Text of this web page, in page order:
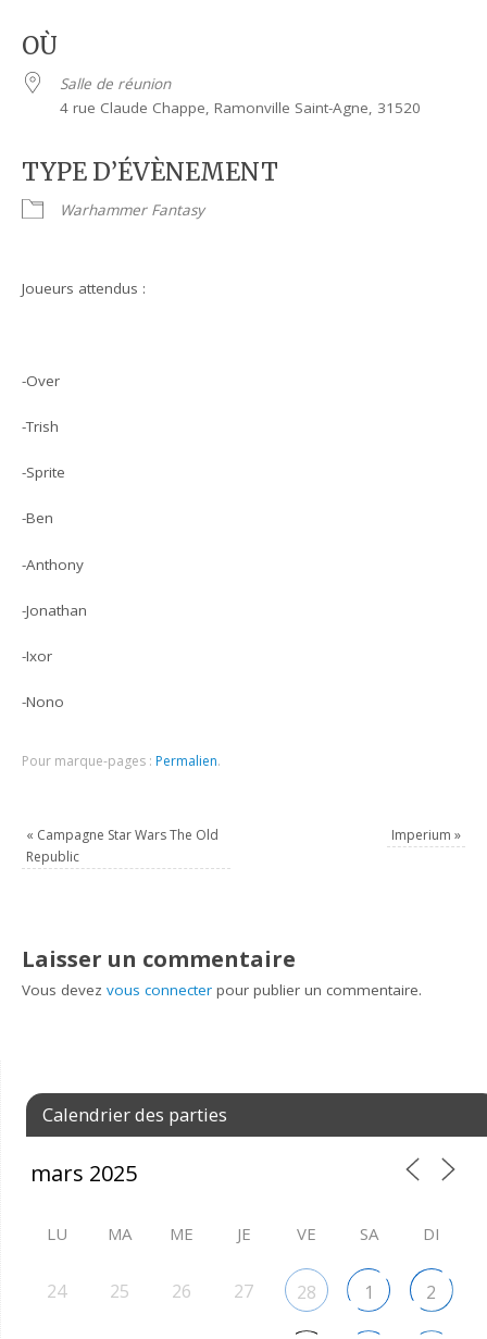
OÙ
Salle de réunion
4 rue Claude Chappe, Ramonville Saint-Agne, 31520
TYPE D’ÉVÈNEMENT
Warhammer Fantasy
Joueurs attendus :
-Over
-Trish
-Sprite
-Ben
-Anthony
-Jonathan
-Ixor
-Nono
Pour marque-pages : Permalien.
« Campagne Star Wars The Old
Republic
Imperium »
Laisser un commentaire
Vous devezvous connecter pour publier un commentaire.
Calendrier des parties
LU MA ME JE VE SA DI
24 25 26 27 28 1 2